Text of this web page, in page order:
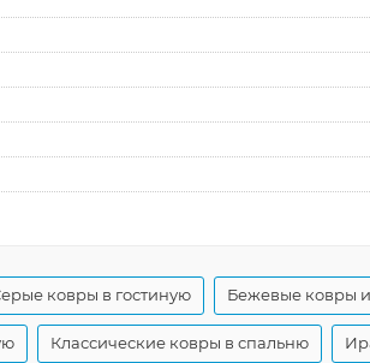
ковры в гостиную Бежевые ковры
Классические ковры в спальню